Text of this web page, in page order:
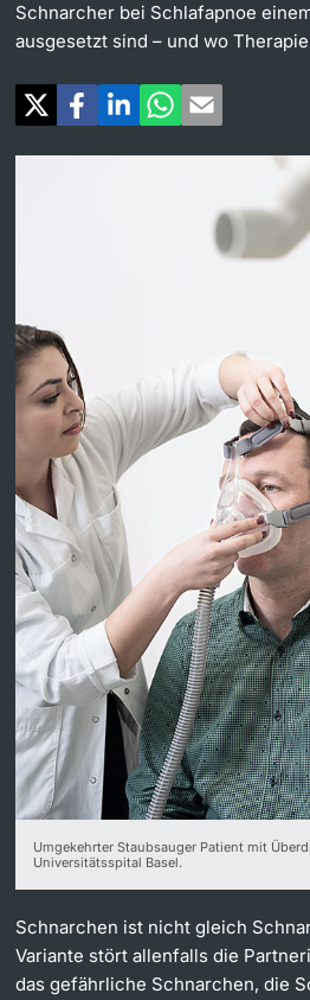
weitere Informationen
Fördernde &
weitere Informationen
weitere Informationen
Social Media
UNI NOVA
Service für Medien
Schnarcher bei Schlafapnoe
ausgesetzt sind – und wo
Umgekehrter Staubsauger Patient mit
Universitätsspital Basel.
Schnarchen ist nicht gleich
Variante stört allenfalls die
das gefährliche Schnarchen, die